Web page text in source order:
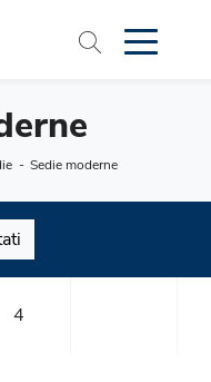
- Sedie moderne
4